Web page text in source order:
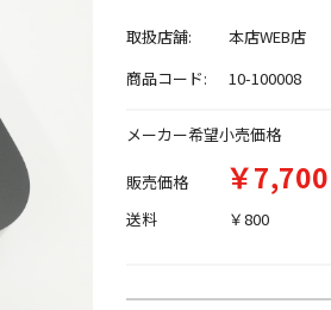
取扱店舗:
本店WEB店
商品コード:
10-100008
メーカー希望小売価格
販売価格 ￥
送料 ￥800